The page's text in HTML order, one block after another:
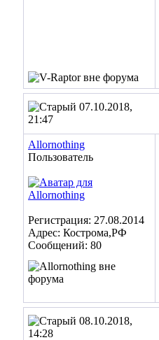
07.10.2018,
21:47
Allornothing
Пользователь
Регистрация: 27.08.2014
Адрес: Кострома,РФ
Сообщений: 80
08.10.2018,
14:28